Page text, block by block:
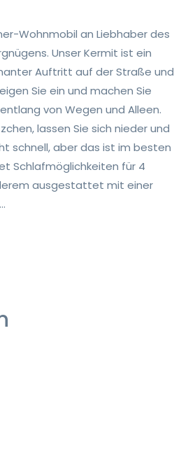
Wohnmobil an Liebhaber des
Unser Kermit ist ein
Auftritt auf der Straße und
Sie ein und machen Sie
von Wegen und Alleen.
lassen Sie sich nieder und
schnell, aber das ist im besten
Schlafmöglichkeiten für 4
ausgestattet mit einer